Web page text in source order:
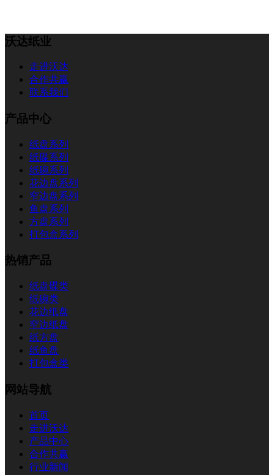
沃达纸业
走进沃达
合作共赢
联系我们
产品中心
纸盘系列
纸碟系列
纸碗系列
花边盘系列
窄边盘系列
鱼盘系列
方盘系列
打包盒系列
热销产品
纸盘碟类
纸碗类
花边纸盘
窄边纸盘
纸方盘
纸鱼盘
打包盒类
网站导航
首页
走进沃达
产品中心
合作共赢
行业新闻